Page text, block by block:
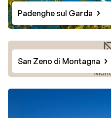
Padenghe sul Garda
Photo de
San Zeno di Montagna